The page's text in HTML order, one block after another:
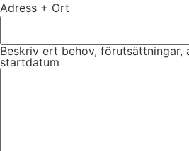
Adress + Ort
Beskriv ert behov, förutsättningar,
startdatum